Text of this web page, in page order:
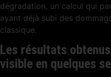
dégradation, un calcul qui
ayant déjà subi des
classique.
Les résultats
visible en quelques